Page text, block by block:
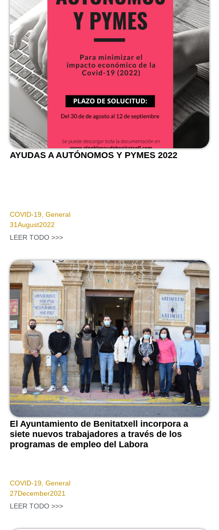
AYUDAS A AUTÓNOMOS Y PYMES 2022
COVID-19 General
31August2022
LEER TODO >>>
El Ayuntamiento de Benitatxell incorpora a
siete nuevos trabajadores a través de los
programas de empleo del Labora
COVID-19 General
27December2021
LEER TODO >>>